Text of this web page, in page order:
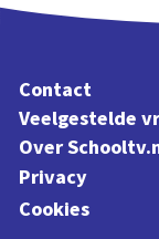
Contact
Veelgestelde
Over
Privacy
Cookies